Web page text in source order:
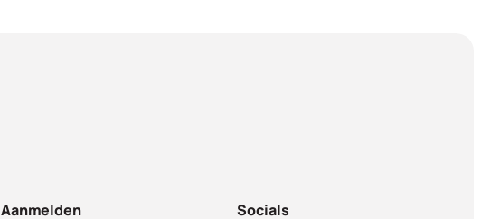
Aanmelden Socials